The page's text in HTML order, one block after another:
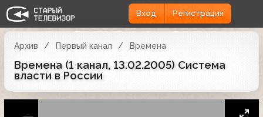
Вход Регистрация
Архив Первый канал Времена
Времена (1 канал, 13.02.2005) Система
власти в России